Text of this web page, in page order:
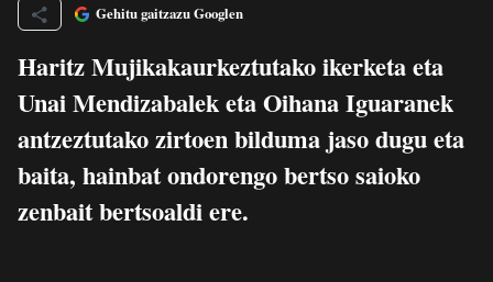
Gehitu gaitzazu Googlen
Haritz Mujikakaurkeztutako ikerketa eta
Unai Mendizabalek eta Oihana Iguaranek
antzeztutako zirtoen bilduma jaso dugu eta
baita, hainbat ondorengo bertso saioko
zenbait bertsoaldi ere.